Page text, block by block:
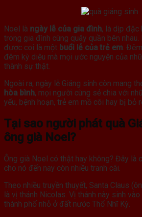
Noel là ngày lễ của gia đình, là dịp đặc
trong gia đình cùng quây quần bên
được coi là một buổi lễ của trẻ em.
đêm kỳ diệu mà mọi ước nguyện của
thành sự thật.
Ngoài ra, ngày lễ Giáng sinh còn mang
hòa bình, mọi người cùng sẻ chia với
yếu, bệnh hoạn, trẻ em mồ côi hay bị bỏ
Tại sao người phát quà
ông già Noel?
Ông già Noel có thật hay không? Đây là
cho nó đến nay còn nhiều tranh cãi.
Theo nhiều truyền thuyết, Santa Claus
là vị thánh Nicolas. Vị thánh này sinh
thành phố nhỏ ở đất nước Thổ Nhĩ Kỳ.